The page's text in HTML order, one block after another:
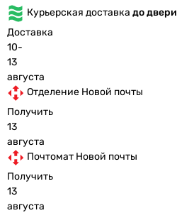
Курьерская доставка до двери
Доставка
10-
13
августа
Отделение Новой почты
Получить
13
августа
Почтомат Новой почты
Получить
13
августа